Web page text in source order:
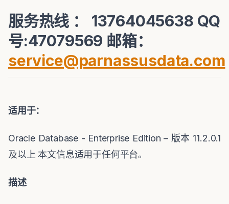
服务热线 ： 13764045638 QQ
号:47079569 邮箱：
service@parnassusdata.com
适用于：
Oracle Database - Enterprise Edition – 版本 11.2.0.1
及以上 本文信息适用于任何平台。
描述